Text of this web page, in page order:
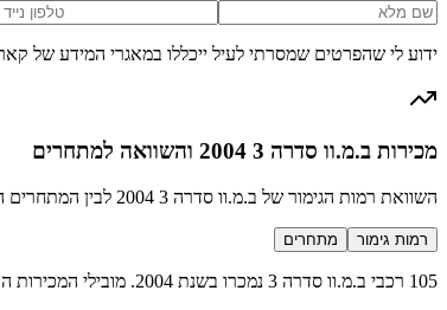
ידוע לי שהפרטים שמסרתי לעיל ייכללו במאגרי המידע של
מכירות ב.מ.וו סדרה 3 2004 והשוואה למתחרים
השוואת רמות הגימור של ב.מ.וו סדרה 3 2004 לבין המתחרים הבולטים בקטגוריה מנהלים פרימיום
רמות גימור מתחרים
105 רכבי ב.מ.וו סדרה 3 נמכרו בשנת 2004. מובילי המכירות הם: 318i Valvetronic דיזל (40 מכירות), 320d דיזל (10 מכירות), 325i אקזקיוטיב (8 מכירות), 320i אקזקיוטיב (8 מכירות) ועוד 12 רמות גימור נוספות.